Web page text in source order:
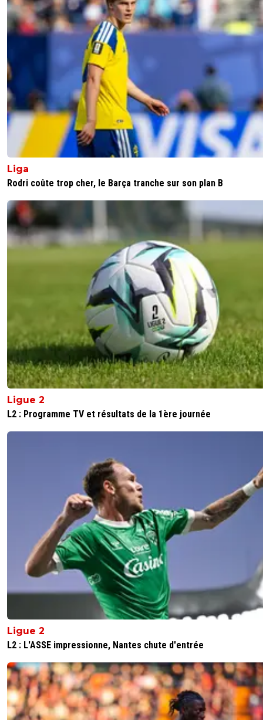
Liga
Rodri coûte trop cher, le Barça tranche sur son plan B
Ligue 2
L2 : Programme TV et résultats de la 1ère journée
Ligue 2
L2 : L'ASSE impressionne, Nantes chute d'entrée